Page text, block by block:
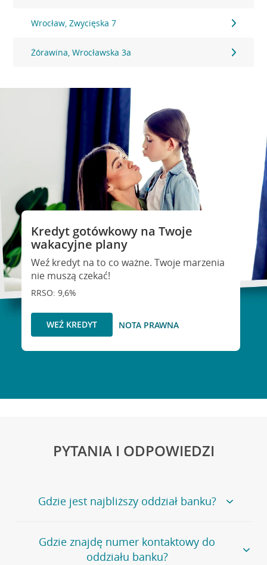
Wrocław, Zwycięska 7
Żórawina, Wrocławska 3a
Kredyt gotówkowy na Twoje
wakacyjne plany
Weź kredyt na to co ważne. Twoje marzenia
nie muszą czekać!
RRSO: 9,6%
WEŹ KREDYT NOTA PRAWNA
PYTANIA I ODPOWIEDZI
Gdzie jest najbliższy oddział banku?
Jeśli szukasz oddziału naszego banku, zapraszamy na
stronęPlacówki i bankomaty, na której znajduje się
wygodna wyszukiwarka.
Gdzie znajdę numer kontaktowy do
oddziału banku?